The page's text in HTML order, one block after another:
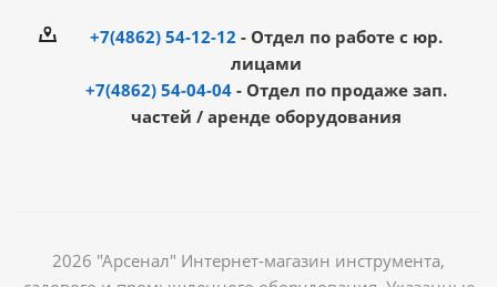
+7(4862) 54-12-12 - Отдел по работе с юр.
лицами
+7(4862) 54-04-04 - Отдел по продаже зап.
частей / аренде оборудования
2026 "Арсенал" Интернет-магазин инструмента,